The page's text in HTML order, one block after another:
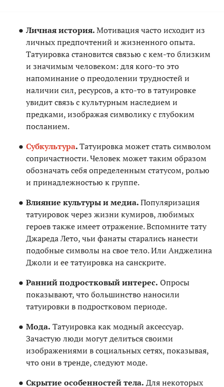
Личная история.Мотивация часто исходит из
личных предпочтений и жизненного опыта.
Татуировка становится связью с кем-то близким
и значимым человеком: для кого-то это
напоминание о преодолении трудностей и
наличии сил, ресурсов, а кто-то в татуировке
увидит связь с культурным наследием и
предками, изображая символику с глубоким
посланием.
Субкультура.Татуировка может стать символом
сопричастности. Человек может таким образом
обозначать себя определенным статусом, ролью
и принадлежностью к группе.
Влияние культуры и медиа.Популяризация
татуировок через жизни кумиров, любимых
героев также имеет отражение. Вспомните тату
Джареда Лето, чьи фанаты старались нанести
подобные символы на свое тело. Или Анджелина
Джоли и ее татуировка на санскрите.
Ранний подростковый интерес. Опросы
показывают, что большинство наносили
татуировки в подростковом периоде.
Мода. Татуировка как модный аксессуар.
Зачастую люди могут делиться своими
изображениями в социальных сетях, показывая,
что они в тренде, следуют моде.
Скрытие особенностей тела. Для некоторых